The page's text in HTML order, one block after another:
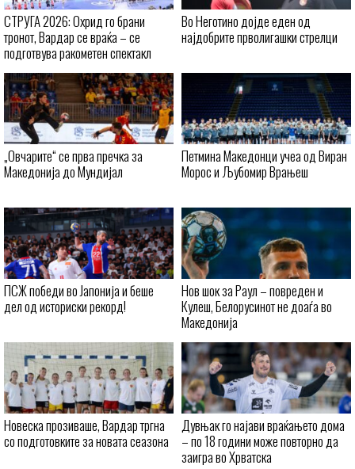
СТРУГА 2026: Охрид го брани
тронот, Вардар се враќа – се
подготвува ракометен спектакл
Во Неготино дојде еден од
најдобрите прволигашки стрелци
„Овчарите“ се прва пречка за
Македонија до Мундијал
Петмина Македонци учеа од Виран
Морос и Љубомир Врањеш
ПСЖ победи во Јапонија и беше
дел од историски рекорд!
Нов шок за Раул – повреден и
Кулеш, Белорусинот не доаѓа во
Македонија
Новеска прозиваше, Вардар тргна
со подготовките за новата сеазона
Дувњак го најави враќањето дома
– по 18 години може повторно да
заигра во Хрватска